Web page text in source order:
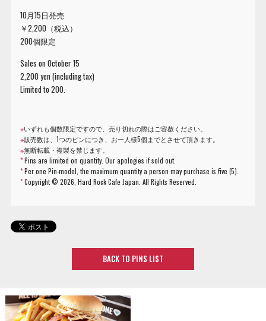
10月15日発売
￥2,200（税込）
200個限定
Sales on October 15
2,200 yen (including tax)
Limited to 200.
※いずれも個数限定ですので、売り切れの際はご容赦ください。
※販売数は、1つのピンにつき、お一人様5個までとさせて頂きます。
※無断転載・複製を禁じます。
*Pins are limited on quantity. Our apologies if sold out.
*Per one Pin-model, the maximum quantity a person may purchase is five (5).
*Copyright ©2026, Hard Rock Cafe Japan. All Rights Reserved.
BACK TO PINS LIST